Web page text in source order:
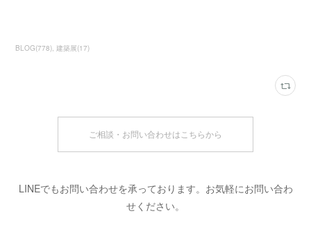
BLOG(778) 建築展(17)
ご相談・お問い合わせはこちらから
LINEでもお問い合わせを承っております。お気軽にお問い合わ
せください。